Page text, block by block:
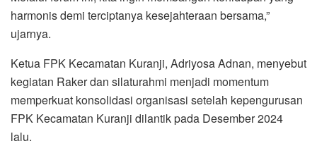
harmonis demi terciptanya kesejahteraan bersama,”
ujarnya.
Ketua FPK Kecamatan Kuranji, Adriyosa Adnan, menyebut
kegiatan Raker dan silaturahmi menjadi momentum
memperkuat konsolidasi organisasi setelah kepengurusan
FPK Kecamatan Kuranji dilantik pada Desember 2024
lalu.